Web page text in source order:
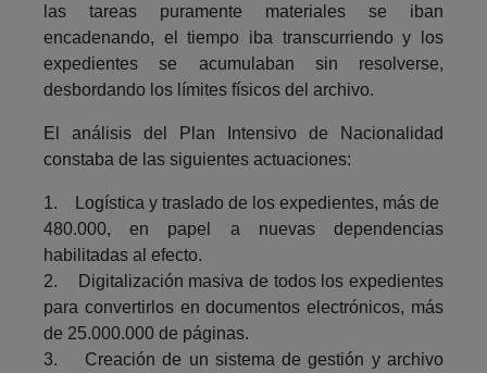
las tareas puramente materiales se iban
encadenando, el tiempo iba transcurriendo y los
expedientes se acumulaban sin resolverse,
desbordando los límites físicos del archivo.
El análisis del Plan Intensivo de Nacionalidad
constaba de las siguientes actuaciones:
1. Logística y traslado de los expedientes, más de
480.000, en papel a nuevas dependencias
habilitadas al efecto.
2. Digitalización masiva de todos los expedientes
para convertirlos en documentos electrónicos, más
de 25.000.000 de páginas.
3. Creación de un sistema de gestión y archivo